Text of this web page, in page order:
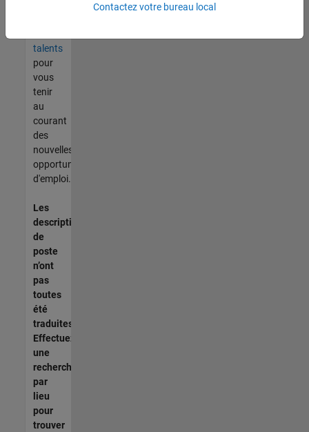
talents
pour
vous
tenir
au
courant
des
nouvelles
opportunités
d'emploi.
Les
descriptions
de
poste
n’ont
pas
toutes
été
traduites.
Effectuez
une
recherche
par
lieu
pour
trouver
Contactez votre bureau local